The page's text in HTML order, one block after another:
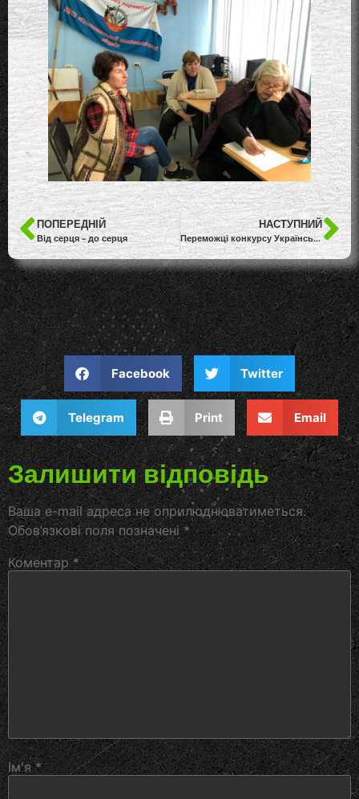
ПОПЕРЕДНІЙ
Від серця – до серця
НАСТУПНИЙ
Переможці конкурсу Українська ідентичність
Facebook Twitter
Telegram Print Email
Залишити відповідь
Ваша e-mail адреса не оприлюднюватиметься.
Обов’язкові поля позначені*
Коментар*
Ім'я*